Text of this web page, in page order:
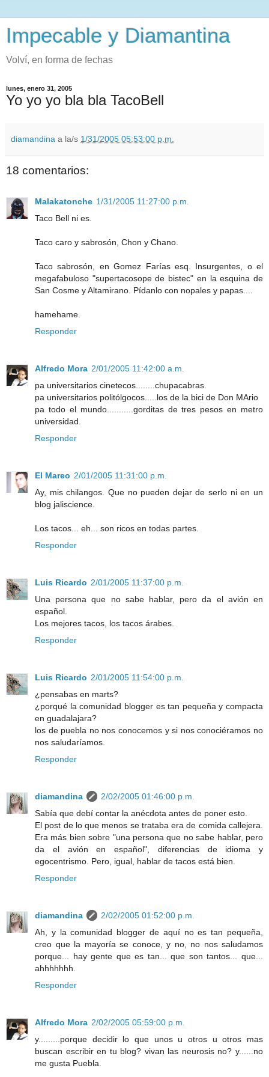
Impecable y Diamantina
Volví, en forma de fechas
lunes, enero 31, 2005
Yo yo yo bla bla TacoBell
diamandina a la/s 1/31/2005 05:53:00 p.m.
18 comentarios:
Malakatonche 1/31/2005 11:27:00 p.m.
Taco Bell ni es.
Taco caro y sabrosón, Chon y Chano.
Taco sabrosón, en Gomez Farías esq. Insurgentes, o el
megafabuloso "supertacosope de bistec" en la esquina de
San Cosme y Altamirano. Pídanlo con nopales y papas....
hamehame.
Responder
Alfredo Mora 2/01/2005 11:42:00 a.m.
pa universitarios cinetecos........chupacabras.
pa universitarios politólgocos.....los de la bici de Don MArio
pa todo el mundo...........gorditas de tres pesos en metro
universidad.
Responder
El Mareo 2/01/2005 11:31:00 p.m.
Ay, mis chilangos. Que no pueden dejar de serlo ni en un
blog jaliscience.
Los tacos... eh... son ricos en todas partes.
Responder
Luis Ricardo 2/01/2005 11:37:00 p.m.
Una persona que no sabe hablar, pero da el avión en
español.
Los mejores tacos, los tacos árabes.
Responder
Luis Ricardo 2/01/2005 11:54:00 p.m.
¿pensabas en marts?
¿porqué la comunidad blogger es tan pequeña y compacta
en guadalajara?
los de puebla no nos conocemos y si nos conociéramos no
nos saludaríamos.
Responder
diamandina
2/02/2005 01:46:00 p.m.
Sabía que debí contar la anécdota antes de poner esto.
El post de lo que menos se trataba era de comida callejera.
Era más bien sobre "una persona que no sabe hablar, pero
da el avión en español", diferencias de idioma y
egocentrismo. Pero, igual, hablar de tacos está bien.
Responder
diamandina
2/02/2005 01:52:00 p.m.
Ah, y la comunidad blogger de aquí no es tan pequeña,
creo que la mayoría se conoce, y no, no nos saludamos
porque... hay gente que es tan... que son tantos... que...
ahhhhhhh.
Responder
Alfredo Mora 2/02/2005 05:59:00 p.m.
y.........porque decidir lo que unos u otros u otros mas
buscan escribir en tu blog? vivan las neurosis no? y......no
me gusta Puebla.